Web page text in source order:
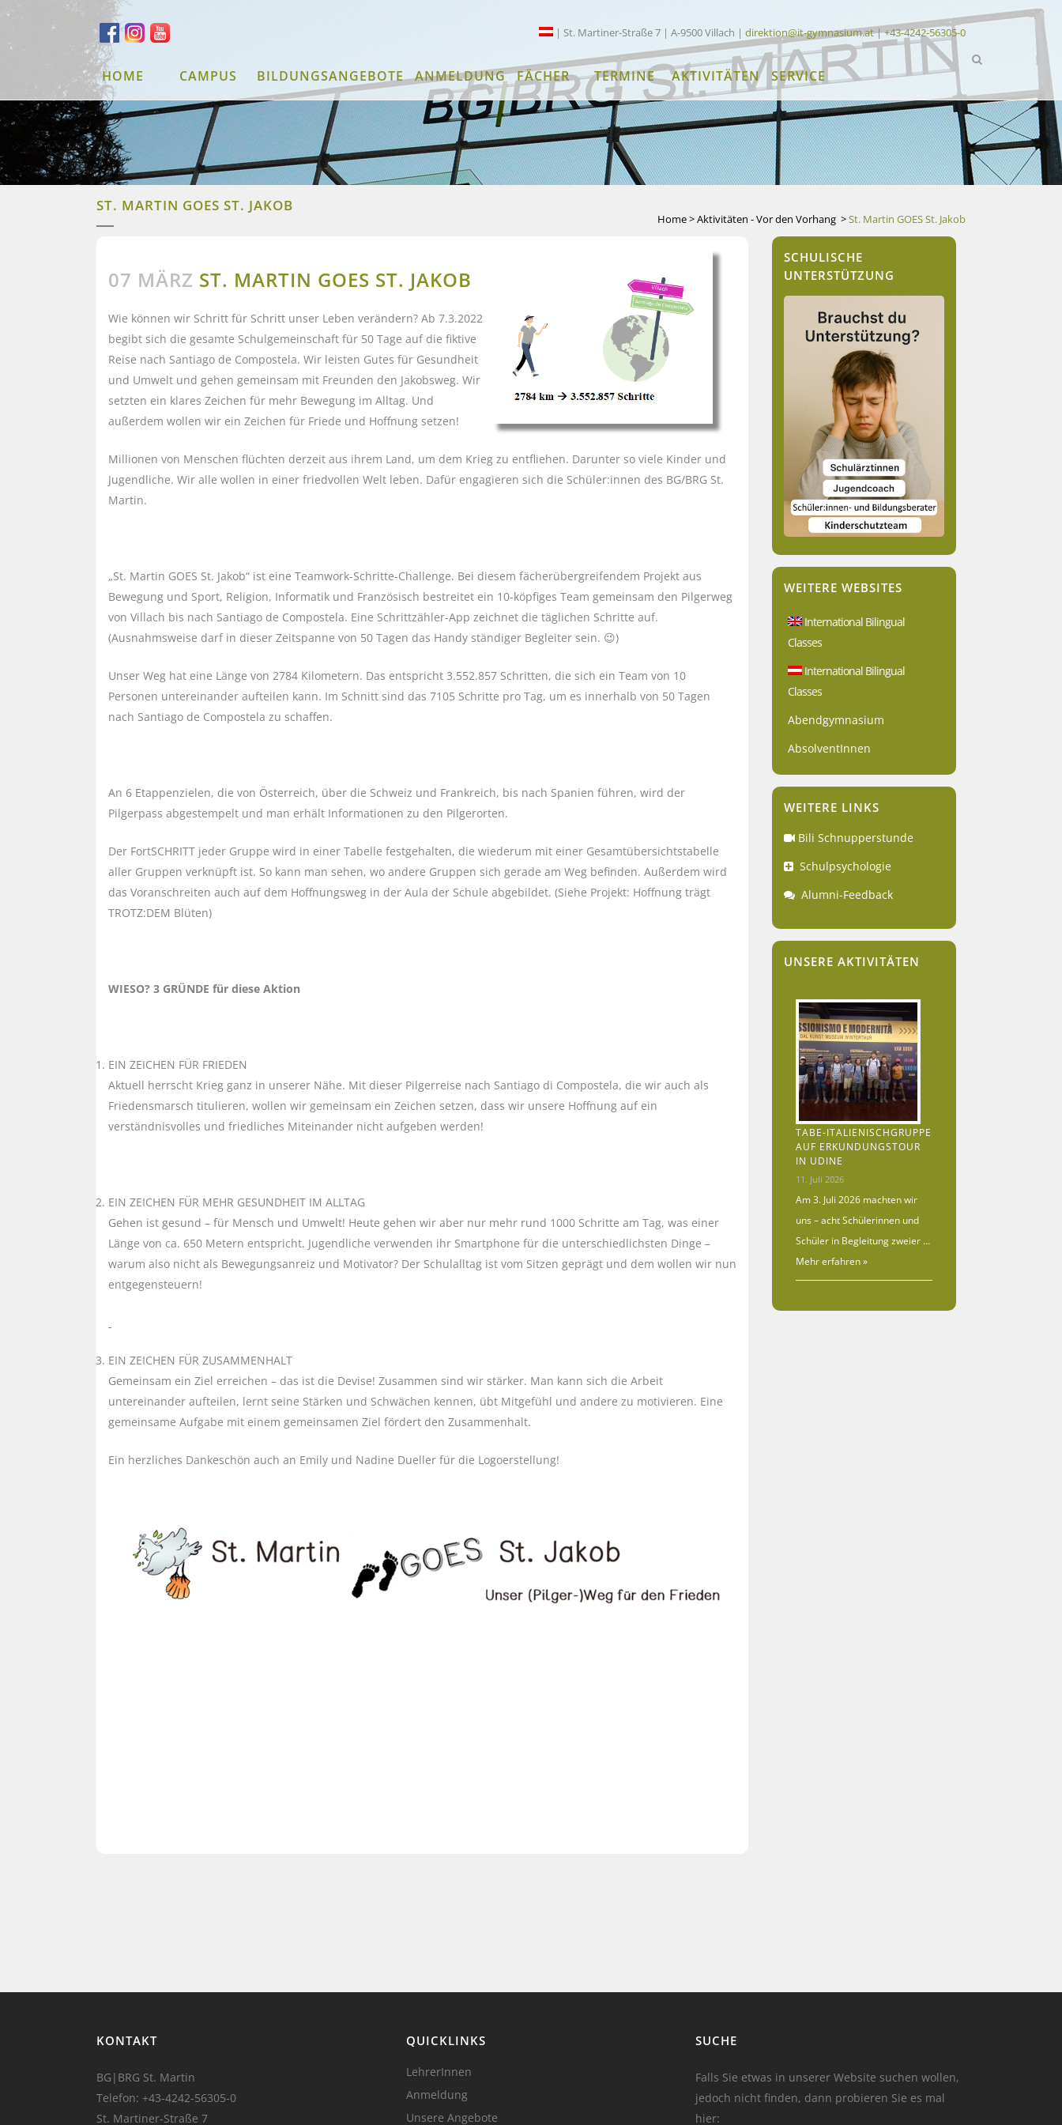
| St. Martiner-Straße 7 | A-9500 Villach | direktion@it-gymnasium.at|+43-4242-56305-0
HOME CAMPUS BILDUNGSANGEBOTE ANMELDUNG FÄCHER TERMINE AKTIVITÄTEN SERVICE
ST. MARTIN GOES ST. JAKOB
Home>Aktivitäten - Vor den Vorhang >St. Martin GOES St. Jakob
07 MÄRZ ST. MARTIN GOES ST. JAKOB
Wie können wir Schritt für Schritt unser Leben verändern? Ab 7.3.2022
begibt sich die gesamte Schulgemeinschaft für 50 Tage auf die fiktive
Reise nach Santiago de Compostela. Wir leisten Gutes für Gesundheit
und Umwelt und gehen gemeinsam mit Freunden den Jakobsweg. Wir
setzten ein klares Zeichen für mehr Bewegung im Alltag. Und
außerdem wollen wir ein Zeichen für Friede und Hoffnung setzen!
Millionen von Menschen flüchten derzeit aus ihrem Land, um dem Krieg zu entfliehen. Darunter so viele Kinder und
Jugendliche. Wir alle wollen in einer friedvollen Welt leben. Dafür engagieren sich die Schüler:innen des BG/BRG St.
Martin.
„St. Martin GOES St. Jakob“ ist eine Teamwork-Schritte-Challenge. Bei diesem fächerübergreifendem Projekt aus
Bewegung und Sport, Religion, Informatik und Französisch bestreitet ein 10-köpfiges Team gemeinsam den Pilgerweg
von Villach bis nach Santiago de Compostela. Eine Schrittzähler-App zeichnet die täglichen Schritte auf.
(Ausnahmsweise darf in dieser Zeitspanne von 50 Tagen das Handy ständiger Begleiter sein. 😉)
Unser Weg hat eine Länge von 2784 Kilometern. Das entspricht 3.552.857 Schritten, die sich ein Team von 10
Personen untereinander aufteilen kann. Im Schnitt sind das 7105 Schritte pro Tag, um es innerhalb von 50 Tagen
nach Santiago de Compostela zu schaffen.
An 6 Etappenzielen, die von Österreich, über die Schweiz und Frankreich, bis nach Spanien führen, wird der
Pilgerpass abgestempelt und man erhält Informationen zu den Pilgerorten.
Der FortSCHRITT jeder Gruppe wird in einer Tabelle festgehalten, die wiederum mit einer Gesamtübersichtstabelle
aller Gruppen verknüpft ist. So kann man sehen, wo andere Gruppen sich gerade am Weg befinden. Außerdem wird
das Voranschreiten auch auf dem Hoffnungsweg in der Aula der Schule abgebildet. (Siehe Projekt: Hoffnung trägt
TROTZ:DEM Blüten)
WIESO? 3 GRÜNDE für diese Aktion
EIN ZEICHEN FÜR FRIEDEN
Aktuell herrscht Krieg ganz in unserer Nähe. Mit dieser Pilgerreise nach Santiago di Compostela, die wir auch als
Friedensmarsch titulieren, wollen wir gemeinsam ein Zeichen setzen, dass wir unsere Hoffnung auf ein
verständnisvolles und friedliches Miteinander nicht aufgeben werden!
EIN ZEICHEN FÜR MEHR GESUNDHEIT IM ALLTAG
Gehen ist gesund – für Mensch und Umwelt! Heute gehen wir aber nur mehr rund 1000 Schritte am Tag, was einer
Länge von ca. 650 Metern entspricht. Jugendliche verwenden ihr Smartphone für die unterschiedlichsten Dinge –
warum also nicht als Bewegungsanreiz und Motivator? Der Schulalltag ist vom Sitzen geprägt und dem wollen wir nun
entgegensteuern!
EIN ZEICHEN FÜR ZUSAMMENHALT
Gemeinsam ein Ziel erreichen – das ist die Devise! Zusammen sind wir stärker. Man kann sich die Arbeit
untereinander aufteilen, lernt seine Stärken und Schwächen kennen, übt Mitgefühl und andere zu motivieren. Eine
gemeinsame Aufgabe mit einem gemeinsamen Ziel fördert den Zusammenhalt.
Ein herzliches Dankeschön auch an Emily und Nadine Dueller für die Logoerstellung!
SCHULISCHE
UNTERSTÜTZUNG
WEITERE WEBSITES
International Bilingual
Classes
International Bilingual
Classes
Abendgymnasium
AbsolventInnen
WEITERE LINKS
Bili Schnupperstunde
Schulpsychologie
Alumni-Feedback
UNSERE AKTIVITÄTEN
TABE-ITALIENISCHGRUPPE
AUF ERKUNDUNGSTOUR
IN UDINE
11. Juli 2026
Am 3. Juli 2026 machten wir
uns – acht Schülerinnen und
Schüler in Begleitung zweier …
Mehr erfahren »
KONTAKT
BG|BRG St. Martin
Telefon: +43-4242-56305-0
St. Martiner-Straße 7
QUICKLINKS
LehrerInnen
Anmeldung
Unsere Angebote
SUCHE
Falls Sie etwas in unserer Website suchen wollen,
jedoch nicht finden, dann probieren Sie es mal
hier: